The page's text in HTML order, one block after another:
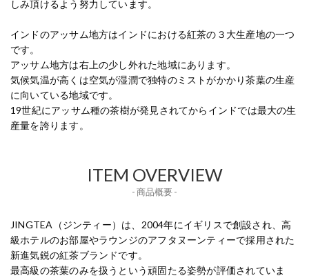
しみ頂けるよう努力しています。
インドのアッサム地方はインドにおける紅茶の３大生産地の一つ
です。
アッサム地方は右上の少し外れた地域にあります。
気候気温が高くは空気が湿潤で独特のミストがかかり茶葉の生産
に向いている地域です。
19世紀にアッサム種の茶樹が発見されてからインドでは最大の生
産量を誇ります。
ITEM OVERVIEW
- 商品概要 -
JINGTEA（ジンティー）は、2004年にイギリスで創設され、高
級ホテルのお部屋やラウンジのアフタヌーンティーで採用された
新進気鋭の紅茶ブランドです。
最高級の茶葉のみを扱うという頑固たる姿勢が評価されていま